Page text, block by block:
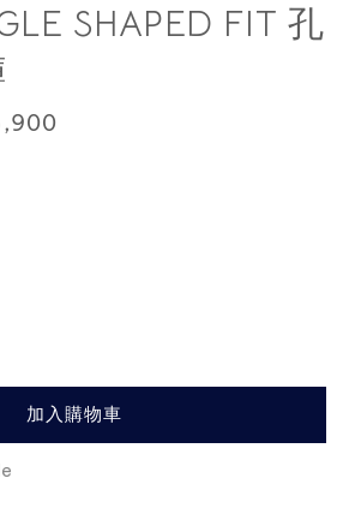
SHAPED FIT 孔
加入購物車